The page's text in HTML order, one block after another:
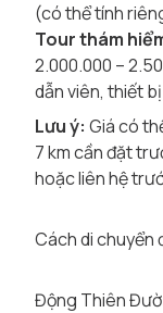
(có thể tính
Tour thám
2.000.000 –
dẫn viên, thiết
Lưu ý: Giá có
7 km cần đặt
hoặc liên hệ
Cách di
Động Thiên